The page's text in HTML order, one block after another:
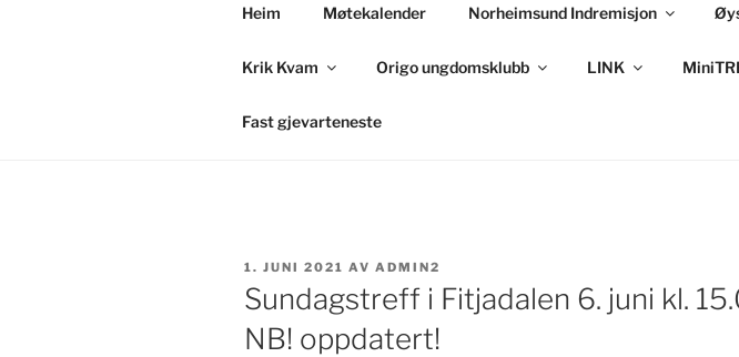
Heim Møtekalender Norheimsund Indremisjon
Krik Kvam Origo ungdomsklubb LINK
Fast gjevarteneste
PUBLISERT
1. JUNI 2021 AV ADMIN2
Sundagstreff i Fitjadalen 6. juni kl.
NB! oppdatert!